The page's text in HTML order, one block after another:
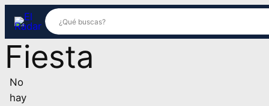
Fiesta
No
hay